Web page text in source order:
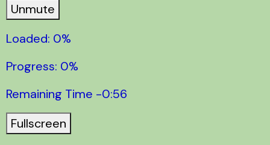
Unmute
Loaded: 0%
Progress: 0%
Remaining Time -0:56
Fullscreen